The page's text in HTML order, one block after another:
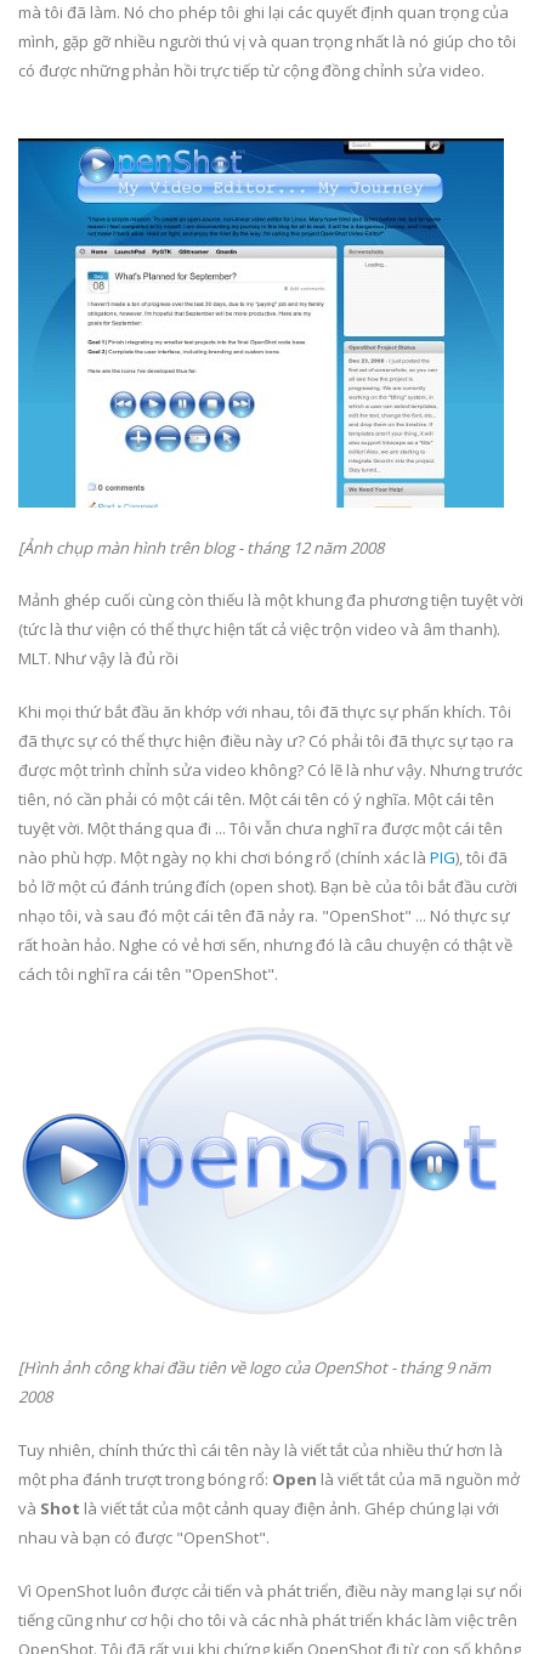
mà tôi đã làm. Nó cho phép tôi ghi lại các quyết định quan trọng của
mình, gặp gỡ nhiều người thú vị và quan trọng nhất là nó giúp cho tôi
có được những phản hồi trực tiếp từ cộng đồng chỉnh sửa video.
[Ảnh chụp màn hình trên blog - tháng 12 năm 2008
Mảnh ghép cuối cùng còn thiếu là một khung đa phương tiện tuyệt vời
(tức là thư viện có thể thực hiện tất cả việc trộn video và âm thanh).
MLT. Như vậy là đủ rồi
Khi mọi thứ bắt đầu ăn khớp với nhau, tôi đã thực sự phấn khích. Tôi
đã thực sự có thể thực hiện điều này ư? Có phải tôi đã thực sự tạo ra
được một trình chỉnh sửa video không? Có lẽ là như vậy. Nhưng trước
tiên, nó cần phải có một cái tên. Một cái tên có ý nghĩa. Một cái tên
tuyệt vời. Một tháng qua đi ... Tôi vẫn chưa nghĩ ra được một cái tên
nào phù hợp. Một ngày nọ khi chơi bóng rổ (chính xác là PIG), tôi đã
bỏ lỡ một cú đánh trúng đích (open shot). Bạn bè của tôi bắt đầu cười
nhạo tôi, và sau đó một cái tên đã nảy ra. "OpenShot" ... Nó thực sự
rất hoàn hảo. Nghe có vẻ hơi sến, nhưng đó là câu chuyện có thật về
cách tôi nghĩ ra cái tên "OpenShot".
[Hình ảnh công khai đầu tiên về logo của OpenShot - tháng 9 năm
2008
Tuy nhiên, chính thức thì cái tên này là viết tắt của nhiều thứ hơn là
một pha đánh trượt trong bóng rổ: Open là viết tắt của mã nguồn mở
và Shot là viết tắt của một cảnh quay điện ảnh. Ghép chúng lại với
nhau và bạn có được "OpenShot".
Vì OpenShot luôn được cải tiến và phát triển, điều này mang lại sự nổi
tiếng cũng như cơ hội cho tôi và các nhà phát triển khác làm việc trên
OpenShot. Tôi đã rất vui khi chứng kiến OpenShot đi từ con số không